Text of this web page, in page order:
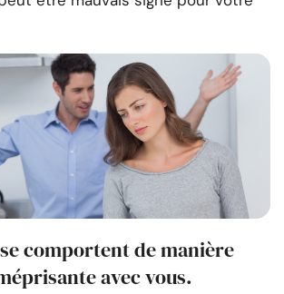
se comportent de manière
avec vous.